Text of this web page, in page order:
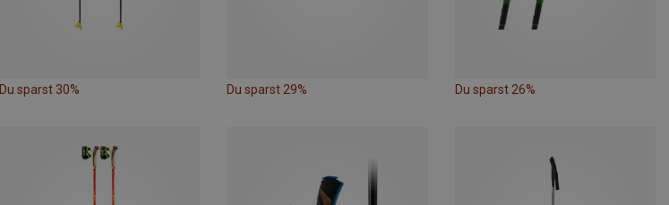
Du sparst 30% Du sparst 29% Du sparst 26%